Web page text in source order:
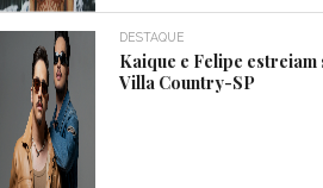
DESTAQUE
Kaique e Felipe estreiam
Villa Country-SP